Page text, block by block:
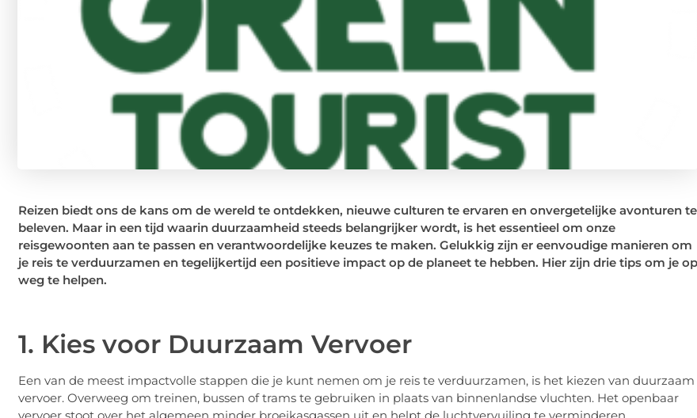
Reizen biedt ons de kans om de wereld te ontdekken, nieuwe culturen te ervaren en onvergetelijke avonturen te
beleven. Maar in een tijd waarin duurzaamheid steeds belangrijker wordt, is het essentieel om onze
reisgewoonten aan te passen en verantwoordelijke keuzes te maken. Gelukkig zijn er eenvoudige manieren om
je reis te verduurzamen en tegelijkertijd een positieve impact op de planeet te hebben. Hier zijn drie tips om je op
weg te helpen.
1. Kies voor Duurzaam Vervoer
Een van de meest impactvolle stappen die je kunt nemen om je reis te verduurzamen, is het kiezen van duurzaam
vervoer. Overweeg om treinen, bussen of trams te gebruiken in plaats van binnenlandse vluchten. Het openbaar